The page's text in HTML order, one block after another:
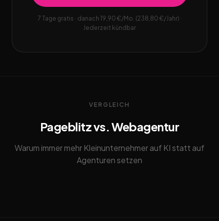
7 Tage gratis · danach 19,90 €/Mo. (238,80 €/Jahr) ·
Jederzeit kündbar
VERGLEICH
Pageblitz vs. Webagentur
Warum immer mehr Kleinunternehmer auf KI statt auf
Agenturen setzen